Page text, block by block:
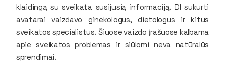
klaidingą su sveikata susijusią informaciją. DI sukurti
avatarai vaizdavo ginekologus, dietologus ir kitus
sveikatos specialistus. Šiuose vaizdo įrašuose kalbama
apie sveikatos problemas ir siūlomi neva natūralūs
sprendimai.